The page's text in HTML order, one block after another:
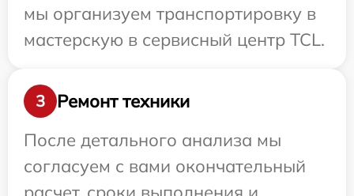
мы организуем транспортировку в
мастерскую в сервисный центр TCL.
3
Ремонт техники
После детального анализа мы
согласуем с вами окончательный